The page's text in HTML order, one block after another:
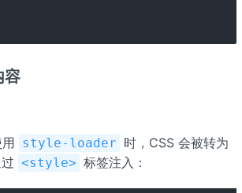
容
style-loader 时，CSS 会被转为
<style> 标签注入：